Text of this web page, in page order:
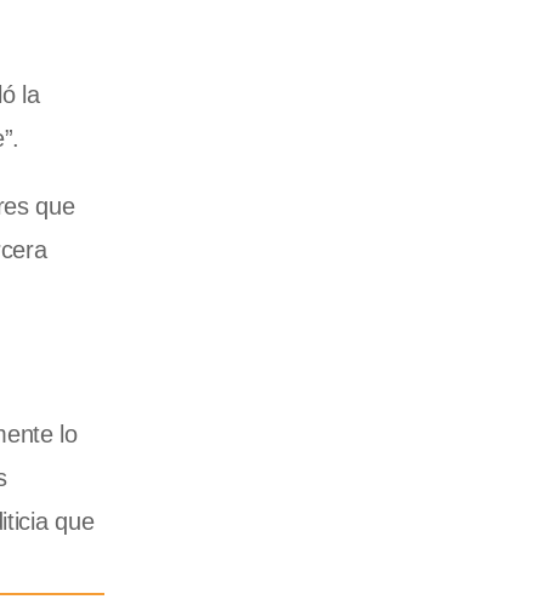
la
que
lo
que